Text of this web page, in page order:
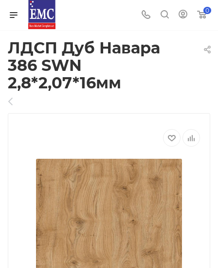
0
ЛДСП Дуб Навара
386 SWN
2,8*2,07*16мм